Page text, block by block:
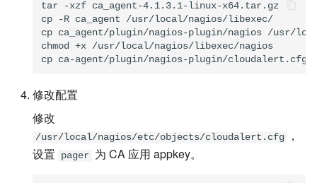
新奇事件
个人看板
知识库管理
自定义标签
集成维护
获取授权使用信息
接口频限说明
tar -xzf ca_agent-4.1.3.1-linux-x64.tar.gz
cp -R ca_agent /usr/local/nagios/libexec/
cp ca_agent/plugin/nagios-plugin/nagios /usr/
chmod +x /usr/local/nagios/libexec/nagios
修改配置
修改
/usr/local/nagios/etc/objects/cloudalert.cfg
，
设置
pager 为 CA 应用 appkey。